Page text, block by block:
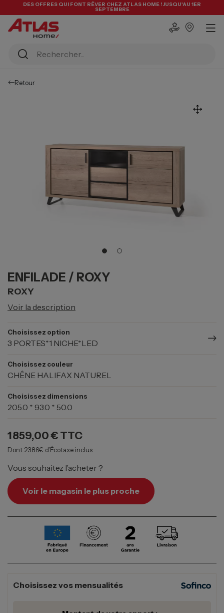
DES OFFRES QUI FONT RÊVER CHEZ ATLAS HOME ! JUSQU'AU 1ER
SEPTEMBRE
Retour
ENFILADE / ROXY
ROXY
Voir la description
Choisissez option
3 PORTES*1 NICHE*LED
Choisissez couleur
CHÊNE HALIFAX NATUREL
Choisissez dimensions
205.0 * 93.0 * 50.0
1 859,00 € TTC
Dont 23.86€ d’Écotaxe inclus
Vous souhaitez l’acheter ?
Voir le magasin le plus proche
Choisissez vos mensualités